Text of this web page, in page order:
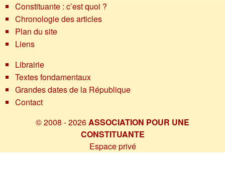
Constituante : c’est quoi ?
Chronologie des articles
Plan du site
Liens
Librairie
Textes fondamentaux
Grandes dates de la République
Contact
© 2008 - 2026ASSOCIATION POUR UNE
CONSTITUANTE
Espace privé